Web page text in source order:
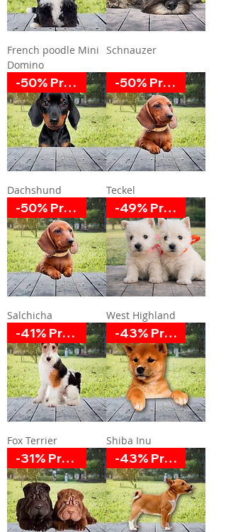
French poodle Mini
Domino
Schnauzer
-50% Promoción
Dachshund
-50% Promoción
Teckel
-50% Promoción
Salchicha
-49% Promoción
West Highland
-41% Promoción
Fox Terrier
-43% Promoción
Shiba Inu
-31% Promoción -43% Promoción